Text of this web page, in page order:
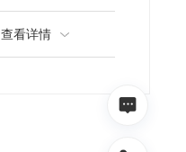
查看详情